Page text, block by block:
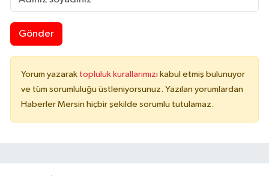
Gönder
Yorum yazarak topluluk kurallarımızı kabul etmiş bulunuyor
ve tüm sorumluluğu üstleniyorsunuz. Yazılan yorumlardan
Haberler Mersin hiçbir şekilde sorumlu tutulamaz.